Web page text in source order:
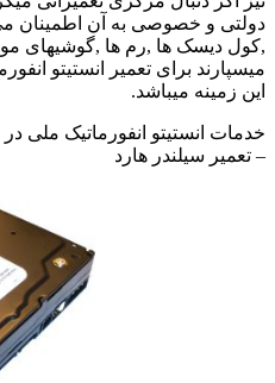
دولتی و خصوصی به آن اطمینان
,کول دیسک ها ,رم ها ,گوشیهای
میسپارند برای تعمیر انستیتو
این زمینه میباشد.
خدمات انستیتو انفورماتیک ملی
– تعمیر سیلندر هارد